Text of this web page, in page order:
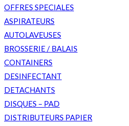
OFFRES SPECIALES
ASPIRATEURS
AUTOLAVEUSES
BROSSERIE / BALAIS
CONTAINERS
DESINFECTANT
DETACHANTS
DISQUES – PAD
DISTRIBUTEURS PAPIER